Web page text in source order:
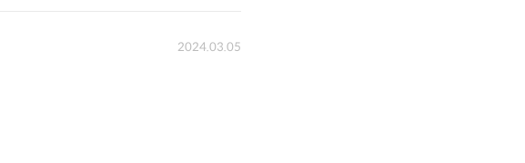
2024.03.05